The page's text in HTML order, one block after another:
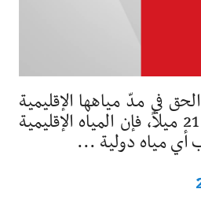
في مدّ مياهها الإقليمية
لمسافة 12 ميلاً بحرياً. وبما أن عرض المضيق عند أضيق نقطة لا يتجاوز 21 ميلاً، فإن المياه الإقليمية
أي مياه دولية ...